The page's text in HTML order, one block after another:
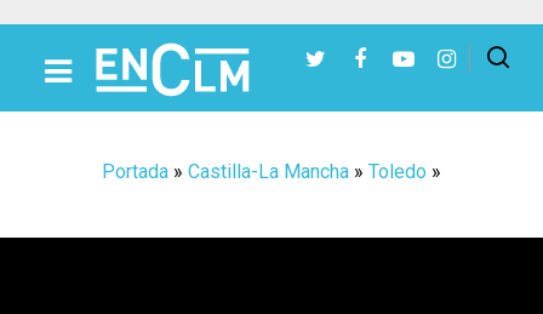
Portada » Castilla-La Mancha » Toledo »